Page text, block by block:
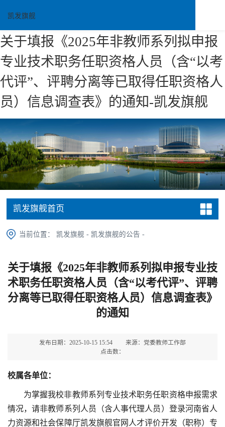
关于填报《2025年非教师系列拟申报
专业技术职务任职资格人员（含“以考
代评”、评聘分离等已取得任职资格人
员）信息调查表》的通知-凯发旗舰
凯发旗舰
凯发旗舰首页
当前位置： 凯发旗舰 - 凯发旗舰的公告 -
关于填报《2025年非教师系列拟申报专业技
术职务任职资格人员（含“以考代评”、评聘
分离等已取得任职资格人员）信息调查表》
的通知
发布日期：2025-10-15 15:54
来源：党委教师工作部
点击数：
校属各单位：
为掌握我校非教师系列专业技术职务任职资格申报需求
情况，请非教师系列人员（含人事代理人员）登录河南省人
力资源和社会保障厅凯发旗舰官网人才评价开发（职称）专